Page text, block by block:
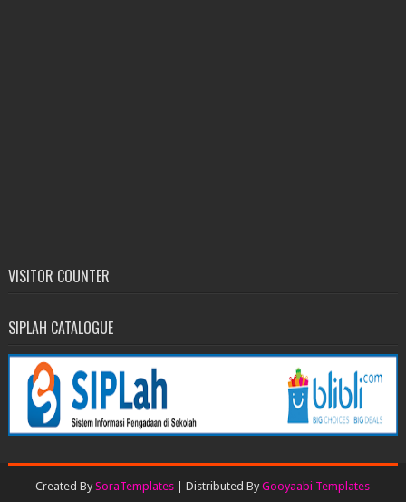
VISITOR COUNTER
SIPLAH CATALOGUE
Created BySoraTemplates | Distributed ByGooyaabi Templates